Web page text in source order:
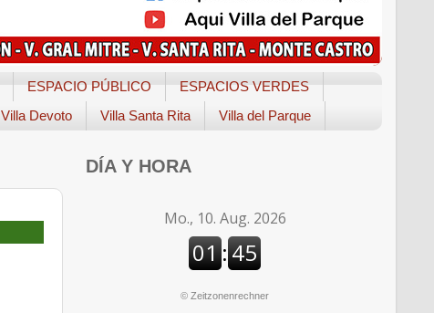
ESPACIO PÚBLICO
ESPACIOS VERDES
Villa Devoto Villa Santa Rita Villa del Parque
DÍA Y HORA
© Zeitzonenrechner